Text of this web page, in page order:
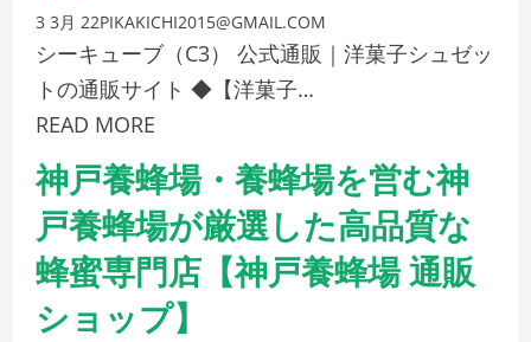
3 3月 22PIKAKICHI2015@GMAIL.COM
シーキューブ（C3） 公式通販｜洋菓子シュゼッ
トの通販サイト ◆【洋菓子…
READ MORE
神戸養蜂場・養蜂場を営む神
戸養蜂場が厳選した高品質な
蜂蜜専門店【神戸養蜂場 通販
ショップ】